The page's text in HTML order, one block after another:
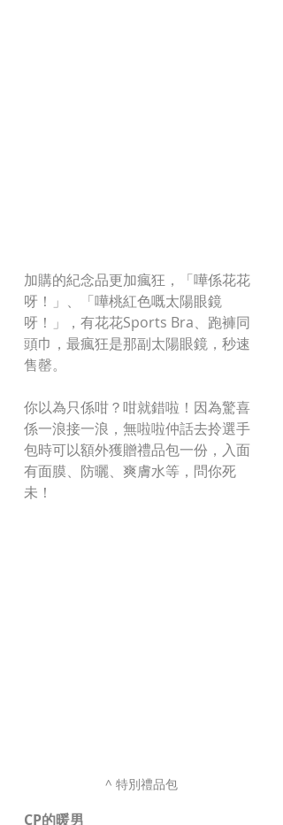
加購的紀念品更加瘋狂，「嘩係花花
呀！」、「嘩桃紅色嘅太陽眼鏡
呀！」，有花花Sports Bra、跑褲同
頭巾，最瘋狂是那副太陽眼鏡，秒速
售罄。
你以為只係咁？咁就錯啦！因為驚喜
係一浪接一浪，無啦啦仲話去拎選手
包時可以額外獲贈禮品包一份，入面
有面膜、防曬、爽膚水等，問你死
未！
^ 特別禮品包
CP的暖男